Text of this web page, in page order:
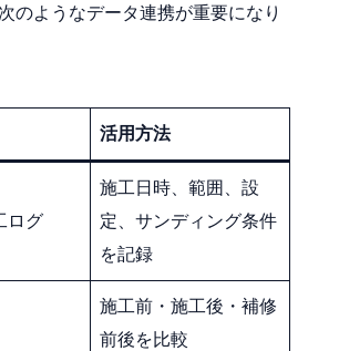
のようなデータ連携が重要になり
活用方法
ログ
施工日時、範囲、設
定、サンディング条件
を記録
施工前・施工後・補修
前後を比較